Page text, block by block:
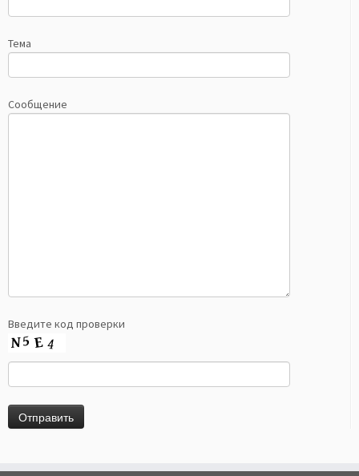
Тема
Сообщение
Введите код проверки